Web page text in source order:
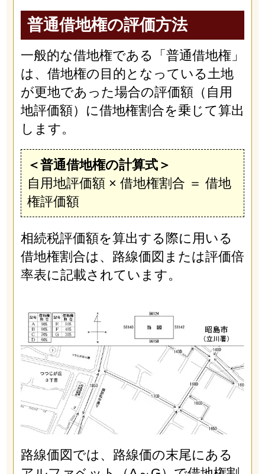
普通借地権の評価方法
一般的な借地権である「普通借地権」
は、借地権の目的となっている土地
が更地であった場合の評価額（自用
地評価額）に借地権割合を乗じて算出
します。
＜普通借地権の計算式＞
自用地評価額 × 借地権割合 ＝ 借地
権評価額
相続税評価額を算出する際に用いる
借地権割合は、路線価図または評価倍
率表に記載されています。
路線価図では、路線価の末尾にある